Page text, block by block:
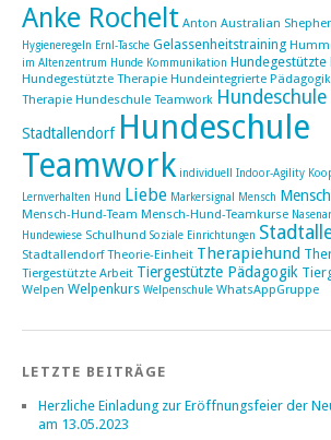
Anke Rochelt Anton Australian
Hygieneregeln Ernl-Tasche Gelassenheitstraining
im Altenzentrum Hunde Kommunikation Hundegestützte
Hundegestützte Therapie Hundeintegrierte Pädagogik
Therapie Hundeschule Teamwork Hundeschule
Stadtallendorf Hundeschule
Teamwork individuell Indoor-Agility
Lernverhalten Hund Liebe Markersignal Mensch
Mensch-Hund-Team Mensch-Hund-Teamkurse
Hundewiese Schulhund Soziale Einrichtungen
Stadtallendorf Theorie-Einheit Therapiehund
Tiergestützte Arbeit Tiergestützte Pädagogik
Welpen Welpenkurs Welpenschule WhatsAppGruppe
LETZTE BEITRÄGE
Herzliche Einladung zur Eröffnungsfeier der
am 13.05.2023